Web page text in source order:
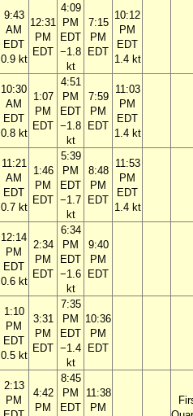
9:43
AM
EDT
0.9 kt
12:31
PM
EDT
4:09
PM
EDT
−1.8
kt
7:15
PM
EDT
10:12
PM
EDT
1.4 kt
10:30
AM
EDT
0.8 kt
1:07
PM
EDT
4:51
PM
EDT
−1.8
kt
7:59
PM
EDT
11:03
PM
EDT
1.4 kt
11:21
AM
EDT
0.7 kt
1:46
PM
EDT
5:39
PM
EDT
−1.7
kt
8:48
PM
EDT
11:53
PM
EDT
1.4 kt
12:14
PM
EDT
0.6 kt
2:34
PM
EDT
6:34
PM
EDT
−1.6
kt
9:40
PM
EDT
1:10
PM
EDT
0.5 kt
3:31
PM
EDT
7:35
PM
EDT
−1.4
kt
10:36
PM
EDT
2:13
PM
4:42
PM
8:45
PM
EDT
11:38
PM